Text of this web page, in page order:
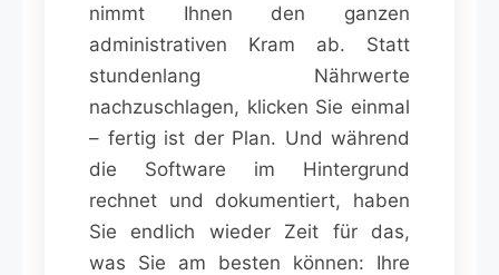
nimmt Ihnen den ganzen
administrativen Kram ab. Statt
stundenlang Nährwerte
nachzuschlagen, klicken Sie einmal
– fertig ist der Plan. Und während
die Software im Hintergrund
rechnet und dokumentiert, haben
Sie endlich wieder Zeit für das,
was Sie am besten können: Ihre